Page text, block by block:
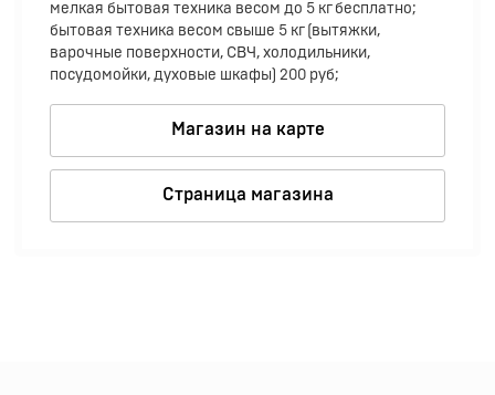
мелкая бытовая техника весом до 5 кг бесплатно;
бытовая техника весом свыше 5 кг (вытяжки,
варочные поверхности, СВЧ, холодильники,
посудомойки, духовые шкафы) 200 руб;
Магазин на карте
Страница магазина